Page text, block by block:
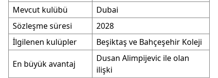
Mevcut kulübü
Dubai
Sözleşme süresi
2028
İlgilenen kulüpler
Beşiktaş ve Bahçeşehir Koleji
En büyük avantaj
Dusan Alimpijevic ile olan
ilişki